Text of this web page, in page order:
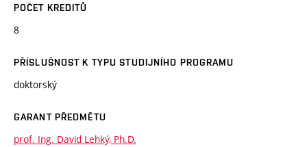
POČET KREDITŮ
8
PŘÍSLUŠNOST K TYPU STUDIJNÍHO PROGRAMU
doktorský
GARANT PŘEDMĚTU
prof. Ing. David Lehký, Ph.D.